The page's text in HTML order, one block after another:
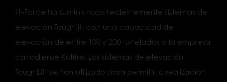
Hi-Force ha suministrado recientemente sistemas de
elevación Toughlift con una capacidad de
elevación de entre 100 y 200 toneladas a la empresa
canadiense Kaltire. Los sistemas de elevación
ToughLift se han utilizado para permitir la realización